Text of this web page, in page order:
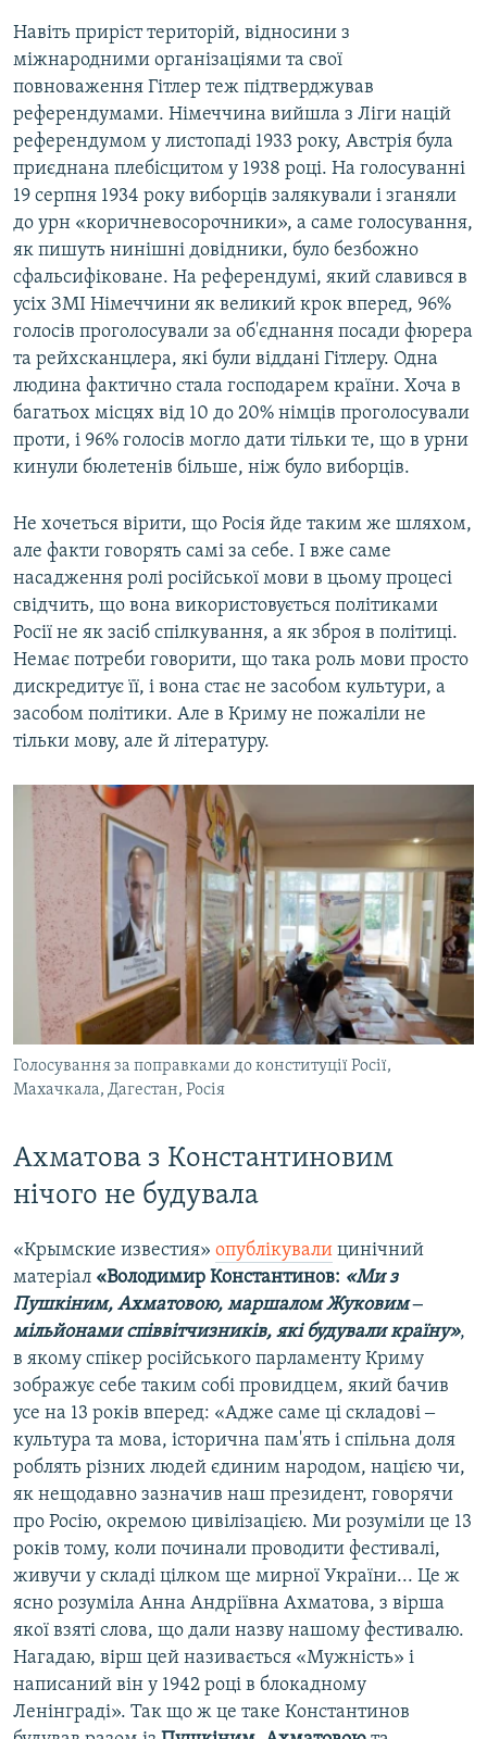
Навіть приріст територій, відносини з
міжнародними організаціями та свої
повноваження Гітлер теж підтверджував
референдумами. Німеччина вийшла з Ліги націй
референдумом у листопаді 1933 року, Австрія була
приєднана плебісцитом у 1938 році. На голосуванні
19 серпня 1934 року виборців залякували і зганяли
до урн «коричневосорочники», а саме голосування,
як пишуть нинішні довідники, було безбожно
сфальсифіковане. На референдумі, який славився в
усіх ЗМІ Німеччини як великий крок вперед, 96%
голосів проголосували за об'єднання посади фюрера
та рейхсканцлера, які були віддані Гітлеру. Одна
людина фактично стала господарем країни. Хоча в
багатьох місцях від 10 до 20% німців проголосували
проти, і 96% голосів могло дати тільки те, що в урни
кинули бюлетенів більше, ніж було виборців.
Не хочеться вірити, що Росія йде таким же шляхом,
але факти говорять самі за себе. І вже саме
насадження ролі російської мови в цьому процесі
свідчить, що вона використовується політиками
Росії не як засіб спілкування, а як зброя в політиці.
Немає потреби говорити, що така роль мови просто
дискредитує її, і вона стає не засобом культури, а
засобом політики. Але в Криму не пожаліли не
тільки мову, але й літературу.
Голосування за поправками до конституції Росії,
Махачкала, Дагестан, Росія
Ахматова з Константиновим
нічого не будувала
«Крымские известия» опублікували цинічний
матеріал «Володимир Константинов: «Ми з
Пушкіним, Ахматовою, маршалом Жуковим ‒
мільйонами співвітчизників, які будували країну»,
в якому спікер російського парламенту Криму
зображує себе таким собі провидцем, який бачив
усе на 13 років вперед: «Адже саме ці складові ‒
культура та мова, історична пам'ять і спільна доля
роблять різних людей єдиним народом, нацією чи,
як нещодавно зазначив наш президент, говорячи
про Росію, окремою цивілізацією. Ми розуміли це 13
років тому, коли починали проводити фестивалі,
живучи у складі цілком ще мирної України... Це ж
ясно розуміла Анна Андріївна Ахматова, з вірша
якої взяті слова, що дали назву нашому фестивалю.
Нагадаю, вірш цей називається «Мужність» і
написаний він у 1942 році в блокадному
Ленінграді». Так що ж це таке Константинов